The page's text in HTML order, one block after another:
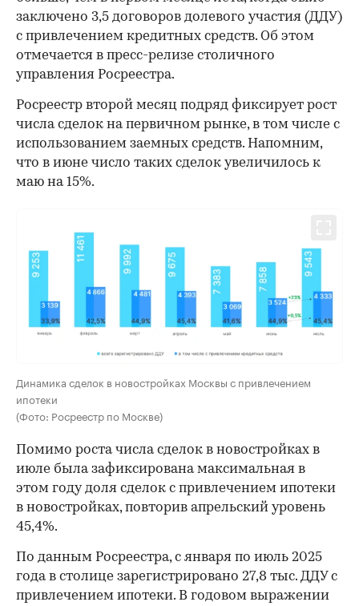
заключено 3,5 договоров долевого участия (ДДУ)
с привлечением кредитных средств. Об этом
отмечается в пресс-релизе столичного
управления Росреестра.
Росреестр второй месяц подряд фиксирует рост
числа сделок на первичном рынке, в том числе с
использованием заемных средств. Напомним,
что в июне число таких сделок увеличилось к
маю на 15%.
Динамика сделок в новостройках Москвы с привлечением
ипотеки
(Фото: Росреестр по Москве)
Помимо роста числа сделок в новостройках в
июле была зафиксирована максимальная в
этом году доля сделок с привлечением ипотеки
в новостройках, повторив апрельский уровень
45,4%.
По данным Росреестра, с января по июль 2025
года в столице зарегистрировано 27,8 тыс. ДДУ с
привлечением ипотеки. В годовом выражении